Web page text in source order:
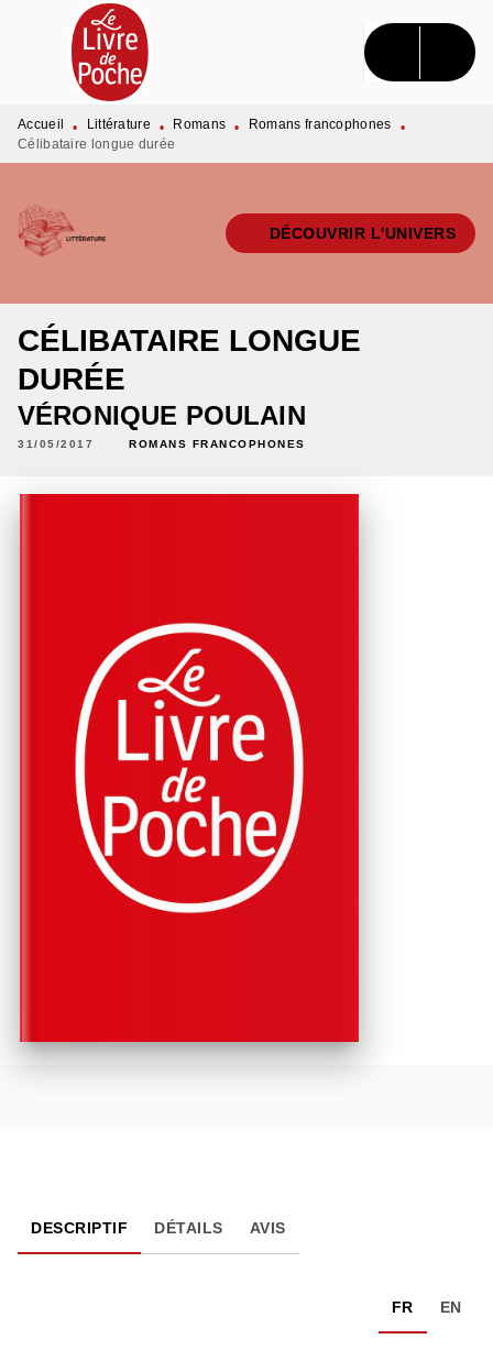
MENU RECHERCHE CONTENU
PIED DE PAGE
Accueil • Littérature • Romans • Romans francophones
•
Célibataire longue durée
DÉCOUVRIR L'UNIVERS
CÉLIBATAIRE LONGUE
DURÉE
VÉRONIQUE POULAIN
31/05/2017 ROMANS FRANCOPHONES
DESCRIPTIF DÉTAILS AVIS
FR EN